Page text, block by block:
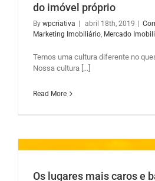
do imóvel próprio
By wpcriativa | abril 18th, 2019 |
Marketing Imobiliário, Mercado
Temos uma cultura diferente no
Nossa cultura [...]
Read More
Os lugares mais caros e